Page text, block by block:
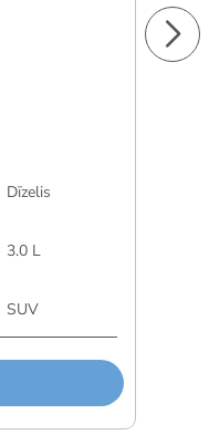
Dīzelis
3.0 L
SUV
€